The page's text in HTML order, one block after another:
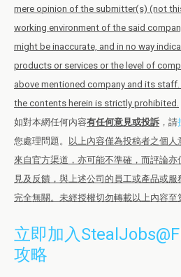
mere opinion of the submitter(s) (not
working environment of the said
might be inaccurate, and in no way
products or services or the level of
above mentioned company and its
the contents herein is strictly prohibited.
如對本網任何內容有任何意見或投訴 ，請
您處理問題。
以上內容僅為投稿者之個
來自官方渠道，亦可能不準確，而評論
見及反饋，與上述公司的員工或產品或
完全無關。未經授權切勿轉載以上內容至
立即加入
攻略